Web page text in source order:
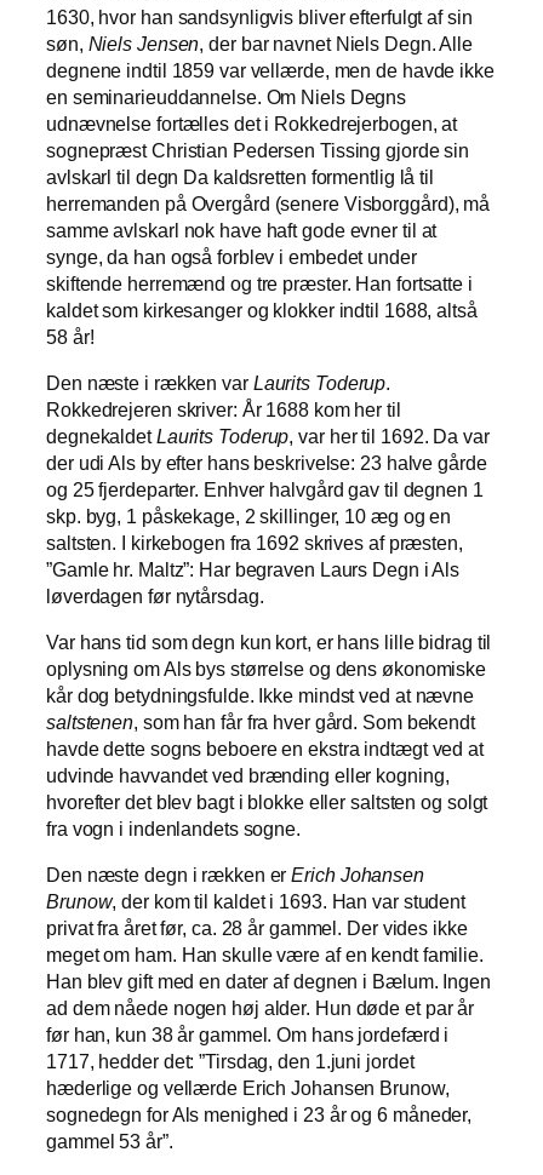
1630, hvor han sandsynligvis bliver efterfulgt af sin
søn, Niels Jensen , der bar navnet Niels Degn. Alle
degnene indtil 1859 var vellærde, men de havde ikke
en seminarieuddannelse. Om Niels Degns
udnævnelse fortælles det i Rokkedrejerbogen, at
sognepræst Christian Pedersen Tissing gjorde sin
avlskarl til degn Da kaldsretten formentlig lå til
herremanden på Overgård (senere Visborggård), må
samme avlskarl nok have haft gode evner til at
synge, da han også forblev i embedet under
skiftende herremænd og tre præster. Han fortsatte i
kaldet som kirkesanger og klokker indtil 1688, altså
58 år!
Den næste i rækken var Laurits Toderup.
Rokkedrejeren skriver: År 1688 kom her til
degnekaldetLaurits Toderup, var her til 1692. Da var
der udi Als by efter hans beskrivelse: 23 halve gårde
og 25 fjerdeparter. Enhver halvgård gav til degnen 1
skp. byg, 1 påskekage, 2 skillinger, 10 æg og en
saltsten. I kirkebogen fra 1692 skrives af præsten,
”Gamle hr. Maltz”: Har begraven Laurs Degn i Als
løverdagen før nytårsdag.
Var hans tid som degn kun kort, er hans lille bidrag til
oplysning om Als bys størrelse og dens økonomiske
kår dog betydningsfulde. Ikke mindst ved at nævne
saltstenen, som han får fra hver gård. Som bekendt
havde dette sogns beboere en ekstra indtægt ved at
udvinde havvandet ved brænding eller kogning,
hvorefter det blev bagt i blokke eller saltsten og solgt
fra vogn i indenlandets sogne.
Den næste degn i rækken erErich Johansen
Brunow, der kom til kaldet i 1693. Han var student
privat fra året før, ca. 28 år gammel. Der vides ikke
meget om ham. Han skulle være af en kendt familie.
Han blev gift med en dater af degnen i Bælum. Ingen
ad dem nåede nogen høj alder. Hun døde et par år
før han, kun 38 år gammel. Om hans jordefærd i
1717, hedder det: ”Tirsdag, den 1.juni jordet
hæderlige og vellærde Erich Johansen Brunow,
sognedegn for Als menighed i 23 år og 6 måneder,
gammel 53 år”.